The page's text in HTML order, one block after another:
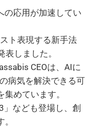
の応用が加速してい
ト表現する新手法
表しました。
CEOは、AIに
病気を解決できる可
めています。
」なども登場し、創